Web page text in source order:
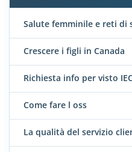
Salute femminile e reti di
Crescere i figli in Canada
Richiesta info per visto
Come fare l oss
La qualità del servizio